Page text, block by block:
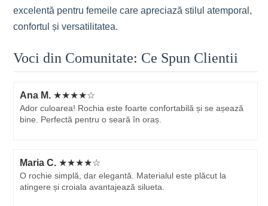
excelentă pentru femeile care apreciază stilul atemporal,
confortul și versatilitatea.
Voci din Comunitate: Ce Spun Clientii
Ana M. ★★★★☆
Ador culoarea! Rochia este foarte confortabilă și se așează
bine. Perfectă pentru o seară în oraș.
Maria C. ★★★★☆
O rochie simplă, dar elegantă. Materialul este plăcut la
atingere și croiala avantajează silueta.